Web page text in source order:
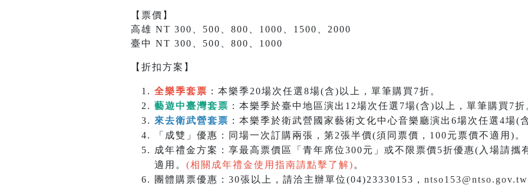
【票價】
高雄 NT 300、500、800、1000、1500、2000
臺中 NT 300、500、800、1000
【折扣方案】
全樂季套票 ：本樂季20場次任選8場(含)以上，單筆購買7折。
藝遊中臺灣套票 ：本樂季於臺中地區演出12場次任選7場(含)以上，單筆購買7折
來去衛武營套票 ：本樂季於衛武營國家藝術文化中心音樂廳演出6場次任選4場(
「成雙」優惠：同場一次訂購兩張，第2張半價(須同票價，100元票價不適用)。
成年禮金方案：享最高票價區「青年席位300元」或不限票價5折優惠(入場請攜
適用。 (相關成年禮金使用指南請點擊了解) 。
團體購票優惠：30張以上，請洽主辦單位(04)23330153， ntso153@ntso.gov.tw